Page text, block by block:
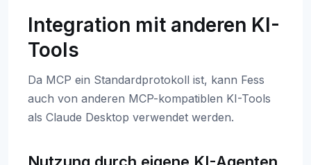
Integration mit anderen KI-
Tools
Da MCP ein Standardprotokoll ist, kann Fess
auch von anderen MCP-kompatiblen KI-Tools
als Claude Desktop verwendet werden.